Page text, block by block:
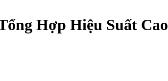
Hợp Hiệu Suất Cao